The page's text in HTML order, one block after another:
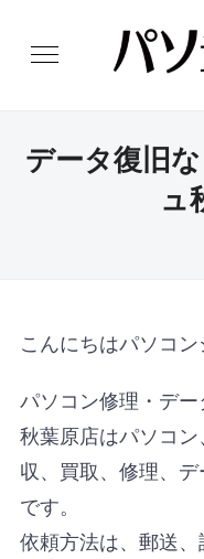
データ復旧
ュ
こんにちはパソコン
パソコン修理・デ
秋葉原店はパソコ
収、買取、修理、
です。
依頼方法は、郵送